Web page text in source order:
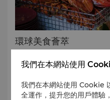
環球美食薈萃
式。
瀏覽飲品菜單
我們在本網站使用
我們在本網站使用 Cookie
全運作，提升您的用戶體驗